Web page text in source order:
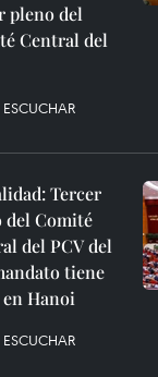
pleno del
Central del
ESCUCHAR
Tercer
del Comité
del PCV del
tiene
Hanoi
ESCUCHAR